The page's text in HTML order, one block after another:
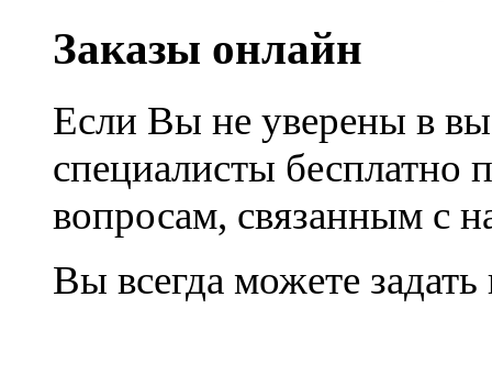
Заказы онлайн
Если Вы не уверены в
специалисты
вопросам, связанным с
Вы всегда можете